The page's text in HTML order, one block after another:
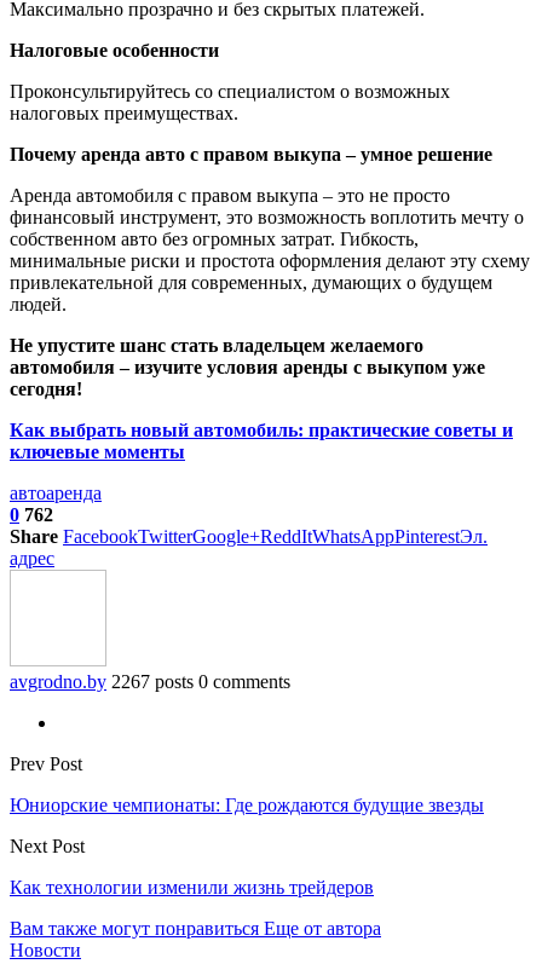
Максимально прозрачно и без скрытых платежей.
Налоговые особенности
Проконсультируйтесь со специалистом о возможных
налоговых преимуществах.
Почему аренда авто с правом выкупа – умное решение
Аренда автомобиля с правом выкупа – это не просто
финансовый инструмент, это возможность воплотить мечту о
собственном авто без огромных затрат. Гибкость,
минимальные риски и простота оформления делают эту схему
привлекательной для современных, думающих о будущем
людей.
Не упустите шанс стать владельцем желаемого
автомобиля – изучите условия аренды с выкупом уже
сегодня!
Как выбрать новый автомобиль: практические советы и
ключевые моменты
автоаренда
0 762
Share FacebookTwitterGoogle+ReddItWhatsAppPinterestЭл.
адрес
avgrodno.by 2267 posts 0 comments
Prev Post
Юниорские чемпионаты: Где рождаются будущие звезды
Next Post
Как технологии изменили жизнь трейдеров
Вам также могут понравиться Еще от автора
Новости